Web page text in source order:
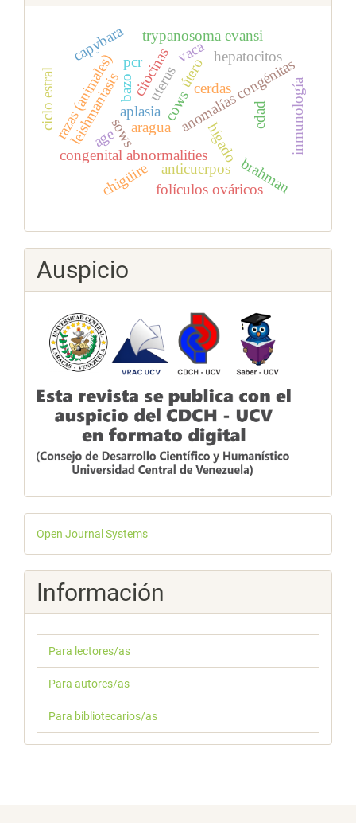
cerdas
útero
aplasia anomalías congénitas
sows
uterus
congenital abnormalities
leishmaniasis hígado
bazocitocinas
inmunología
vaca
razas (animales)
brahman
ciclo estral
folículos ováricos
edad
aragua
cows
age
pcr
trypanosoma evansi
anticuerpos
chigüire
hepatocitos
capybara
Auspicio
Desarrollado
por
Open Journal Systems
Información
Para lectores/as
Para autores/as
Para bibliotecarios/as